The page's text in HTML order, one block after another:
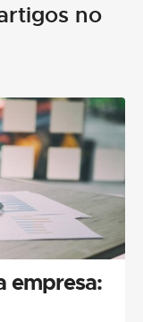
no
empresa: